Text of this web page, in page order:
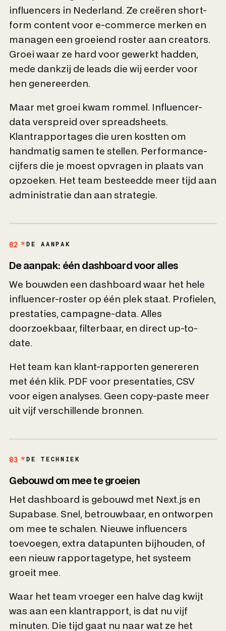
influencers in Nederland. Ze creëren short-
form content voor e-commerce merken en
managen een groeiend roster aan creators.
Groei waar ze hard voor gewerkt hadden,
mede dankzij de leads die wij eerder voor
hen genereerden.
Maar met groei kwam rommel. Influencer-
data verspreid over spreadsheets.
Klantrapportages die uren kostten om
handmatig samen te stellen. Performance-
cijfers die je moest opvragen in plaats van
opzoeken. Het team besteedde meer tijd aan
administratie dan aan strategie.
02 DE AANPAK
De aanpak: één dashboard voor alles
We bouwden een dashboard waar het hele
influencer-roster op één plek staat. Profielen,
prestaties, campagne-data. Alles
doorzoekbaar, filterbaar, en direct up-to-
date.
Het team kan klant-rapporten genereren
met één klik. PDF voor presentaties, CSV
voor eigen analyses. Geen copy-paste meer
uit vijf verschillende bronnen.
03 DE TECHNIEK
Gebouwd om mee te groeien
Het dashboard is gebouwd met Next.js en
Supabase. Snel, betrouwbaar, en ontworpen
om mee te schalen. Nieuwe influencers
toevoegen, extra datapunten bijhouden, of
een nieuw rapportagetype, het systeem
groeit mee.
Waar het team vroeger een halve dag kwijt
was aan een klantrapport, is dat nu vijf
minuten. Die tijd gaat nu naar wat ze het